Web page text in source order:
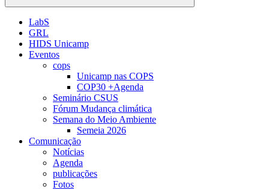
Buscar
LabS
GRL
HIDS Unicamp
Eventos
cops
Unicamp nas COPS
COP30 +Agenda
Seminário CSUS
Fórum Mudança climática
Semana do Meio Ambiente
Semeia 2026
Comunicação
Notícias
Agenda
publicações
Fotos